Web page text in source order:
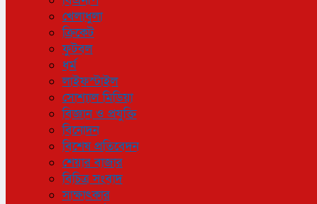
খেলাধুলা
ক্রিকেট
ফুটবল
ধর্ম
লাইফস্টাইল
সোশ্যাল মিডিয়া
বিজ্ঞান ও প্রযুক্তি
বিনোদন
বিশেষ প্রতিবেদন
শেয়ার বাজার
বিচিত্র সংবাদ
সাক্ষাৎকার